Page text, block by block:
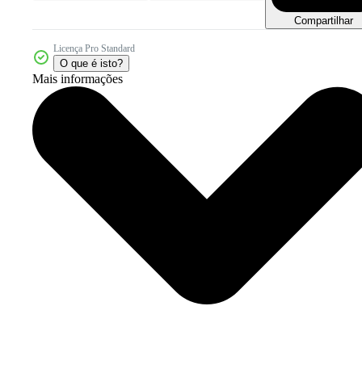
Compartilhar
Licença Pro Standard
O que é isto?
Mais informações